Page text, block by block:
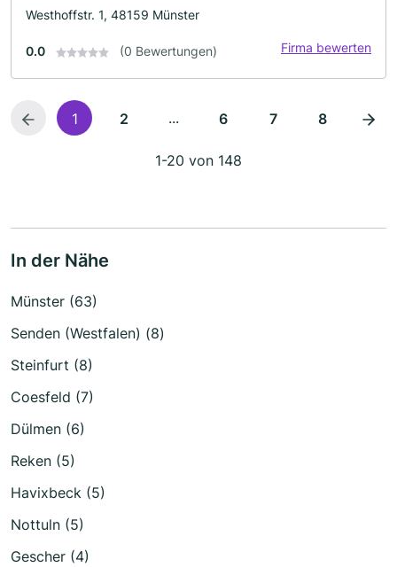
Westhoffstr. 1, 48159 Münster
0.0 (0 Bewertungen) Firma bewerten
1 2 ... 6 7 8
1-20 von 148
In der Nähe
Münster (63)
Senden (Westfalen) (8)
Steinfurt (8)
Coesfeld (7)
Dülmen (6)
Reken (5)
Havixbeck (5)
Nottuln (5)
Gescher (4)